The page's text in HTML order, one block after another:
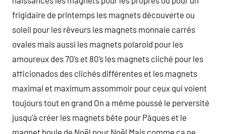
frigidaire de printemps les magnets découverte ou
soleil pour les rêveurs les magnets monnaie carrés
ovales mais aussi les magnets polaroid pour les
amoureux des 70’s et 80’s les magnets cliché pour les
afficionados des clichés différentes et les magnets
maximal et maximum assommoir pour ceux qui voient
toujours tout en grand On a même poussé le perversité
jusqu’à créer les magnets bête pour Pâques et le
magnet boule de Noël pour Noël Mais comme ça ne